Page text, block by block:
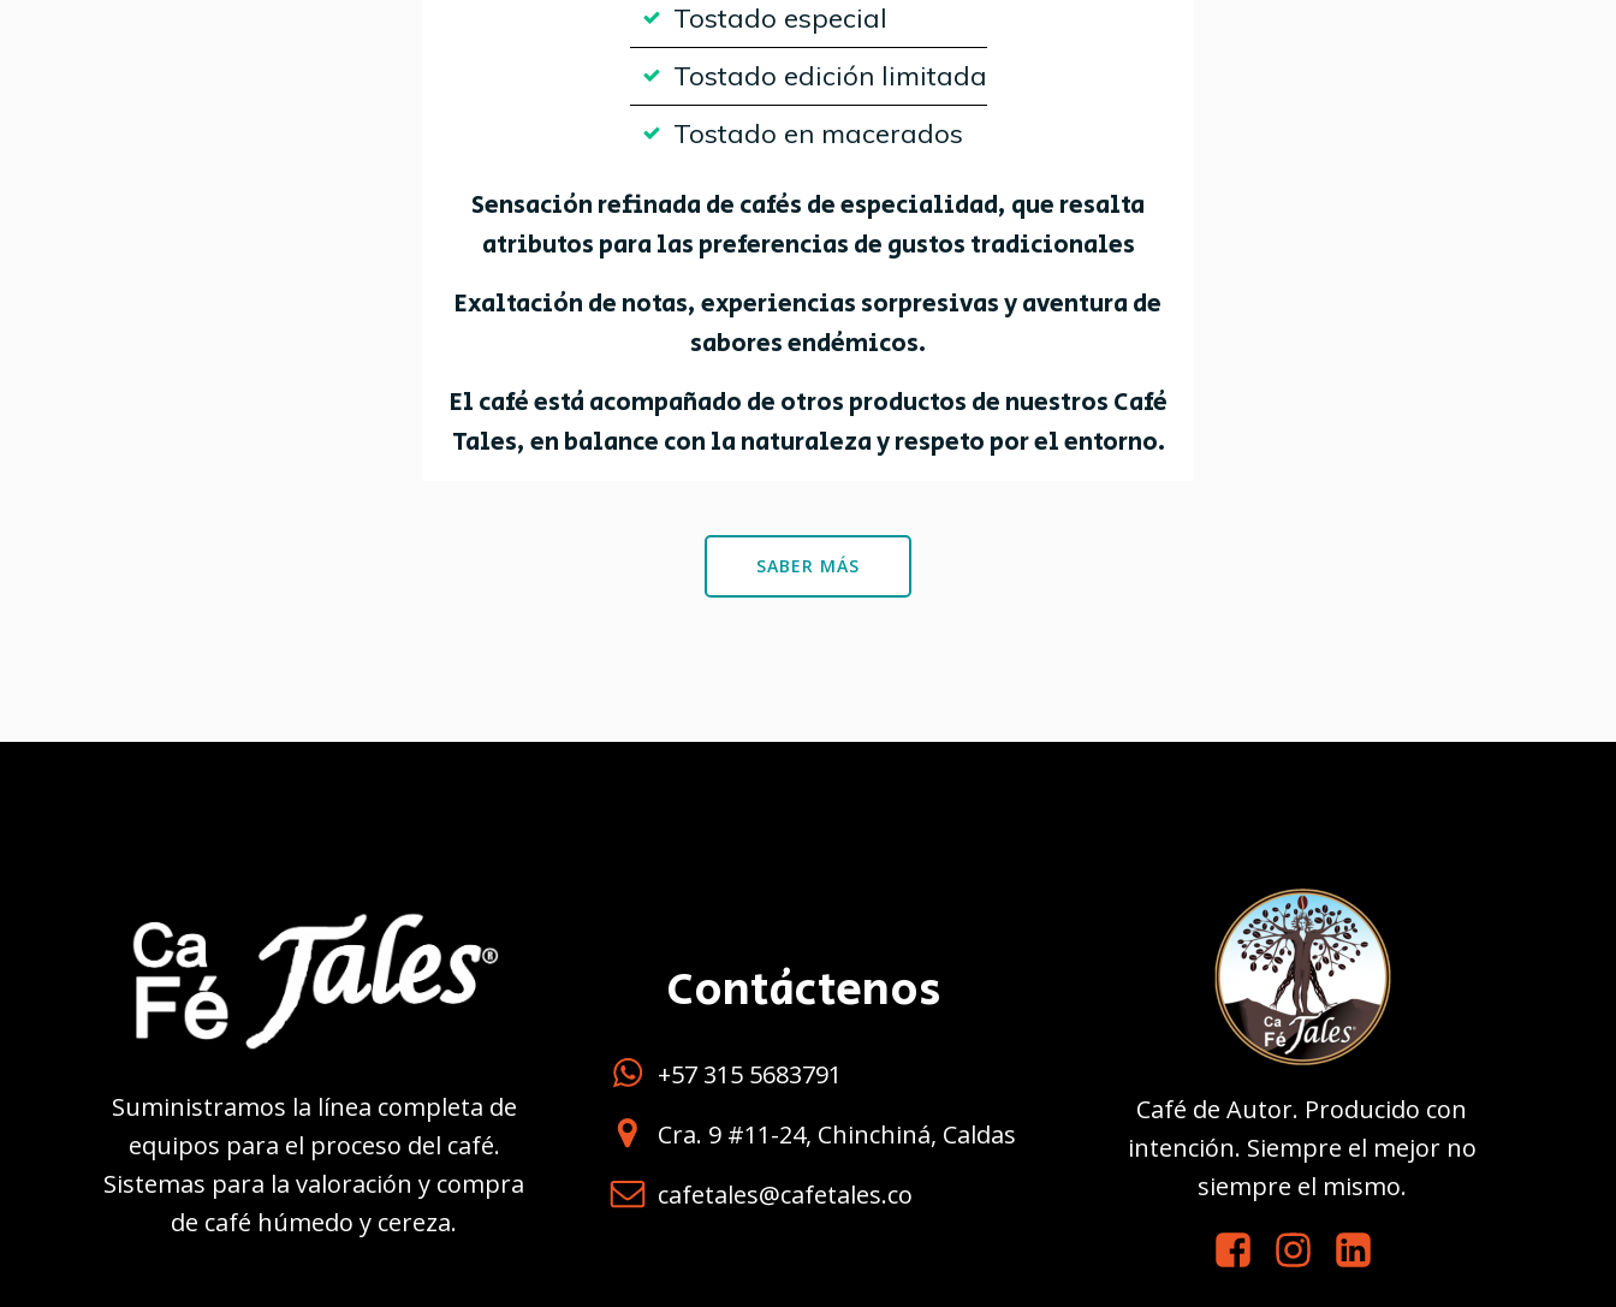
Tostado especial
Tostado edición limitada
Tostado en macerados
Sensación refinada de cafés de especialidad, que resalta
atributos para las preferencias de gustos tradicionales
Exaltación de notas, experiencias sorpresivas y aventura de
sabores endémicos.
El café está acompañado de otros productos de nuestros Café
Tales, en balance con la naturaleza y respeto por el entorno.
SABER MÁS
Suministramos la línea completa de
equipos para el proceso del café.
Sistemas para la valoración y compra
de café húmedo y cereza.
Contáctenos
+57 315 5683791
Cra. 9 #11-24, Chinchiná, Caldas
cafetales@cafetales.co
Café de Autor. Producido con
intención. Siempre el mejor no
siempre el mismo.